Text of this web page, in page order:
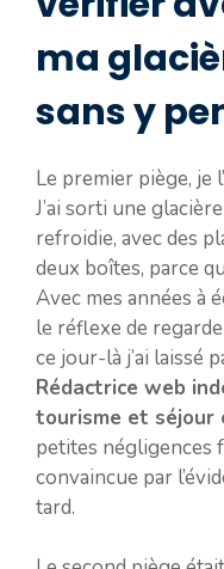
ma
sans y
Le premier piège, je
J’ai sorti une
refroidie, avec des
deux boîtes, parce
Avec mes années à
le réflexe de
ce jour-là j’ai laissé
Rédactrice web
tourisme et séjour
petites négligences
convaincue par
tard.